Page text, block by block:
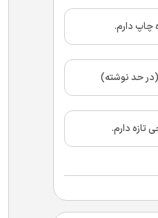
چاپ دارم.
حد نوشته)
تازه دارم.